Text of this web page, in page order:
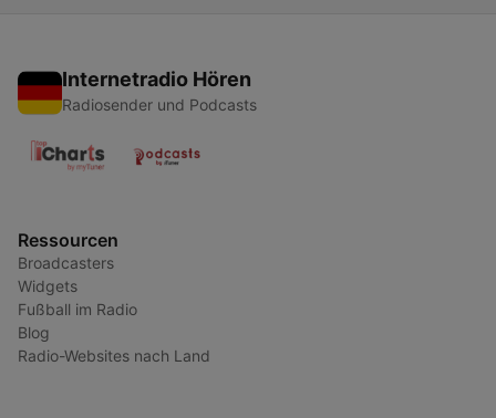
Internetradio Hören
Radiosender und Podcasts
Ressourcen
Broadcasters
Widgets
Fußball im Radio
Blog
Radio-Websites nach Land